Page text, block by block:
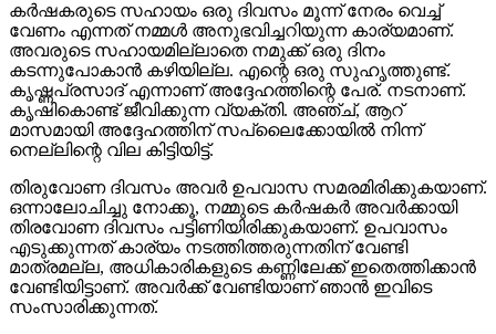
കര്‍ഷകരുടെ സഹായം ഒരു ദിവസം മൂന്ന് നേരം വെച്ച്
വേണം എന്നത് നമ്മള്‍ അനുഭവിച്ചറിയുന്ന കാര്യമാണ്.
അവരുടെ സഹായമില്ലാതെ നമുക്ക് ഒരു ദിനം
കടന്നുപോകാന്‍ കഴിയില്ല. എന്റെ ഒരു സുഹൃത്തുണ്ട്.
കൃഷ്ണപ്രസാദ് എന്നാണ് അദ്ദേഹത്തിന്റെ പേര്. നടനാണ്.
കൃഷികൊണ്ട് ജീവിക്കുന്ന വ്യക്തി. അഞ്ച്, ആറ്
മാസമായി അദ്ദേഹത്തിന് സപ്ലൈക്കോയില്‍ നിന്ന്
നെല്ലിന്റെ വില കിട്ടിയിട്ട്.
തിരുവോണ ദിവസം അവര്‍ ഉപവാസ സമരമിരിക്കുകയാണ്.
ഒന്നാലോചിച്ചു നോക്കൂ, നമ്മുടെ കര്‍ഷകര്‍ അവര്‍ക്കായി
തിരവോണ ദിവസം പട്ടിണിയിരിക്കുകയാണ്. ഉപവാസം
എടുക്കുന്നത് കാര്യം നടത്തിത്തരുന്നതിന് വേണ്ടി
മാത്രമല്ല, അധികാരികളുടെ കണ്ണിലേക്ക് ഇതെത്തിക്കാന്‍
വേണ്ടിയിട്ടാണ്. അവര്‍ക്ക് വേണ്ടിയാണ് ഞാന്‍ ഇവിടെ
സംസാരിക്കുന്നത്.